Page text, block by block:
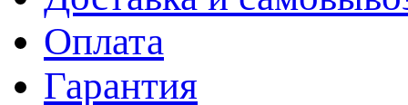
Оплата
Гарантия